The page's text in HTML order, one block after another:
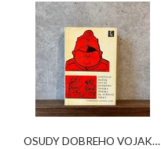
OSUDY DOBREHO VOJAKA